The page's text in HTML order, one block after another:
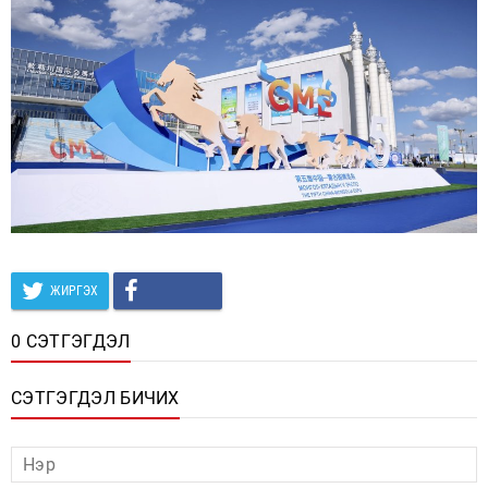
ЖИРГЭХ
0 СЭТГЭГДЭЛ
СЭТГЭГДЭЛ БИЧИХ